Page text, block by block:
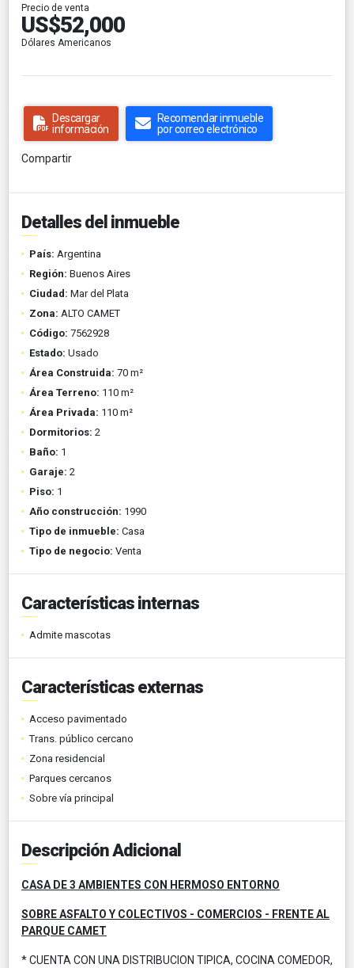
Precio de venta
US$52,000
Dólares Americanos
Descargar
información
Recomendar inmueble
por correo electrónico
Compartir
Detalles del inmueble
País: Argentina
Región: Buenos Aires
Ciudad: Mar del Plata
Zona: ALTO CAMET
Código: 7562928
Estado: Usado
Área Construida: 70 m²
Área Terreno: 110 m²
Área Privada: 110 m²
Dormitorios: 2
Baño: 1
Garaje: 2
Piso: 1
Año construcción: 1990
Tipo de inmueble: Casa
Tipo de negocio: Venta
Características internas
Admite mascotas
Características externas
Acceso pavimentado
Trans. público cercano
Zona residencial
Parques cercanos
Sobre vía principal
Descripción Adicional
CASA DE 3 AMBIENTES CON HERMOSO ENTORNO
SOBRE ASFALTO Y COLECTIVOS - COMERCIOS - FRENTE AL
PARQUE CAMET
* CUENTA CON UNA DISTRIBUCION TIPICA, COCINA COMEDOR,